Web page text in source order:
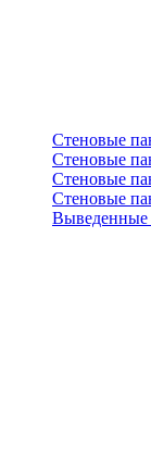
Стеновые
Стеновые
Стеновые
Стеновые
Выведенные